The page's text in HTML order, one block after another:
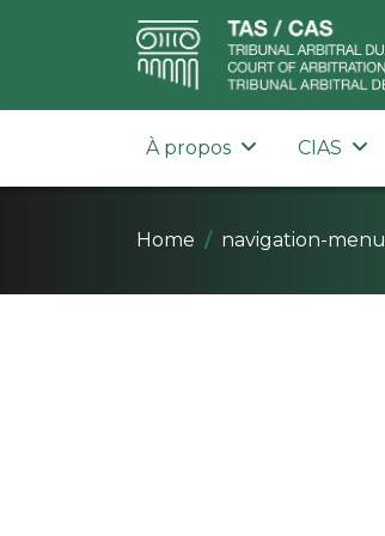
À propos CIAS
Home navigation-menu